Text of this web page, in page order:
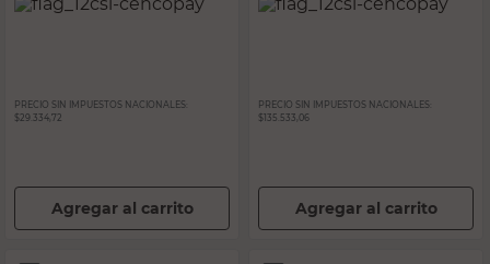
PRECIO SIN IMPUESTOS NACIONALES:
$29.334,72
Agregar al carrito
PRECIO SIN IMPUESTOS NACIONALES:
$135.533,06
Agregar al carrito